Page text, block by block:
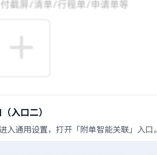
入口二）
入通用设置，打开「附单智能关联」入口。